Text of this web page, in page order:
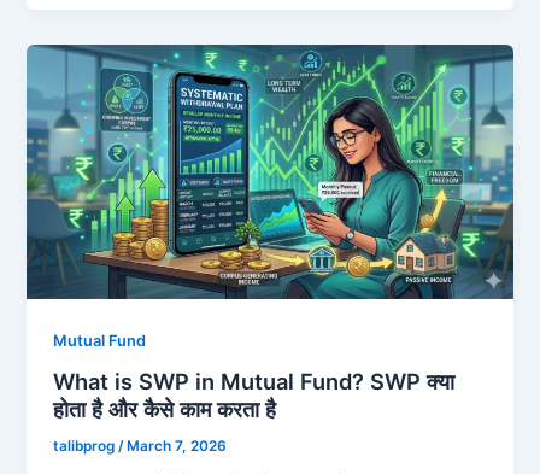
Mutual Fund
What is SWP in Mutual Fund? SWP क्या
होता है और कैसे काम करता है
talibprog/ March 7, 2026